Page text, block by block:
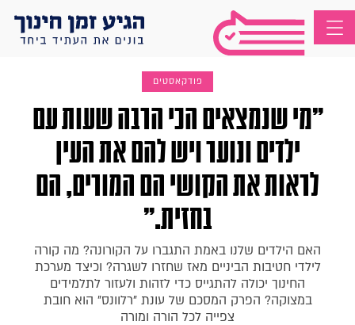
פודקאסטים
"מי שנמצאים הכי הרבה שעות עם
ילדים ונוער ויש להם את העין
לראות את הקושי הם המורים, הם
בחזית."
האם הילדים שלנו באמת התגברו על הקורונה? מה קורה
לילדי חטיבות הביניים מאז שחזרו לשגרה? וכיצד מערכת
החינוך יכולה להתגייס כדי לזהות ולעזור לתלמידים
במצוקה? הפרק המסכם של עונת "רלוונס" הוא חובת
צפייה לכל הורה ומורה